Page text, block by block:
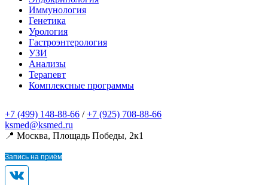
Иммунология
Генетика
Урология
Гастроэнтерология
УЗИ
Анализы
Терапевт
Комплексные программы
+7 (499) 148-88-66 /+7 (925) 708-88-66
ksmed@ksmed.ru
📍 Москва, Площадь Победы, 2к1
Запись на приём